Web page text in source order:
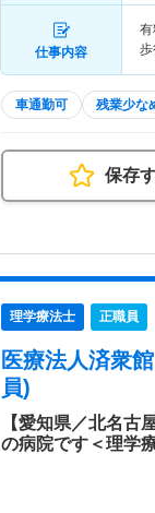
仕事内容
車通勤可 残業少な
保存
理学療法士 正職員
医療法人済衆
員)
【愛知県／北名古
の病院です＜理学